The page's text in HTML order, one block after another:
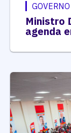
Ministro
agenda